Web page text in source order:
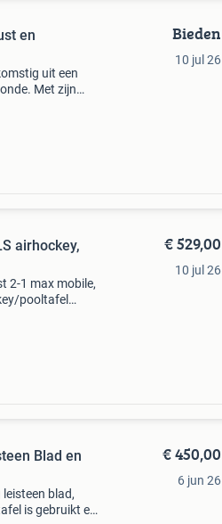
en
uit een
Met zijn
Bieden
10 jul 26
airhockey,
2-1 max mobile,
pooltafel
€ 529,00
10 jul 26
Blad en
blad,
is gebruikt en
€ 450,00
6 jun 26